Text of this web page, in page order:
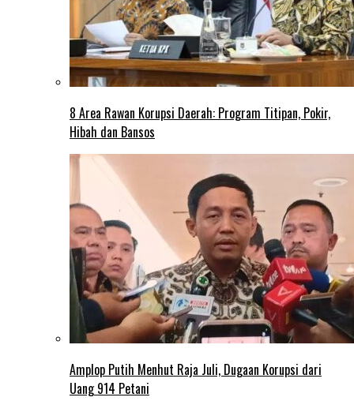
8 Area Rawan Korupsi Daerah: Program Titipan, Pokir,
Hibah dan Bansos
Amplop Putih Menhut Raja Juli, Dugaan Korupsi dari
Uang 914 Petani